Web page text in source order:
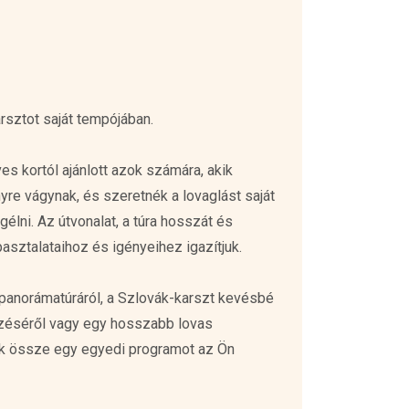
saját tempójában.
kortól ajánlott azok számára, akik
vágynak, és szeretnék a lovaglást saját
Az útvonalat, a túra hosszát és
és igényeihez igazítjuk.
a Szlovák-karszt kevésbé
vagy egy hosszabb lovas
össze egy egyedi programot az Ön